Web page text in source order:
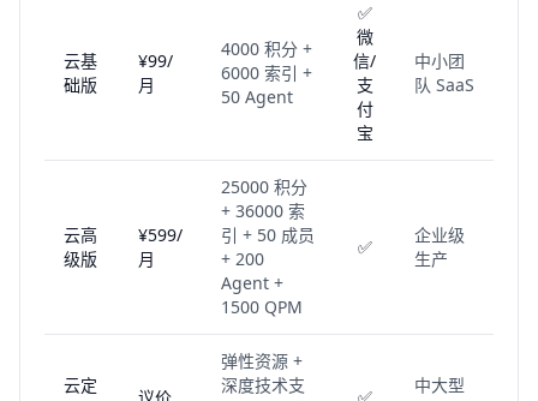
云基
础版
¥99/
月
4000 积分 +
6000 索引 +
50 Agent
✅
微
信/
支
付
宝
中小团
队 SaaS
云高
级版
¥599/
月
25000 积分
+ 36000 索
引 + 50 成员
+ 200
Agent +
1500 QPM
✅
企业级
生产
云定
弹性资源 +
深度技术支
中大型